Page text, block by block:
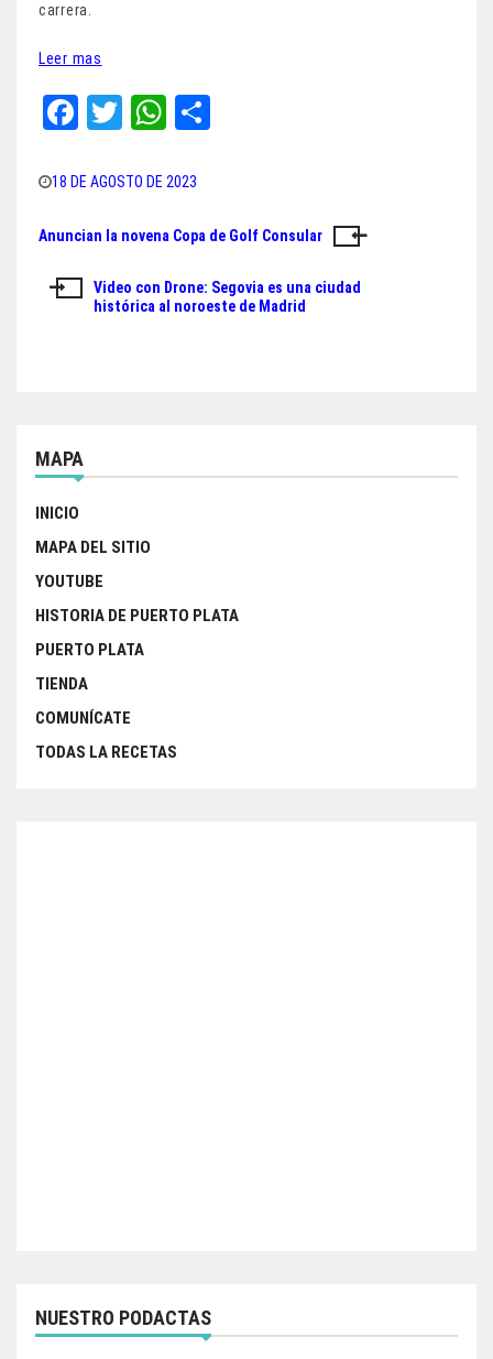
carrera.
Leer mas
Fa
bo
ok
T
tt
W
ts
A
pp
18 DE AGOSTO DE 2023
Navegación
de
Anuncian la novena Copa de Golf Consular
Video con Drone: Segovia es una ciudad
histórica al noroeste de Madrid
MAPA
INICIO
MAPA DEL SITIO
YOUTUBE
HISTORIA DE PUERTO PLATA
PUERTO PLATA
TIENDA
COMUNÍCATE
TODAS LA RECETAS
NUESTRO PODACTAS